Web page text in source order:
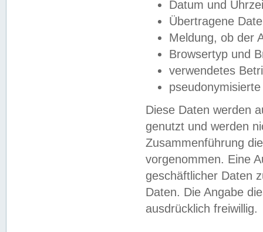
Datum und
Übertragene
Meldung, ob der
Browsertyp und
verwendetes
Diese Daten werden
genutzt und werden
Zusammenführung
vorgenommen. Eine
geschäftlicher Daten
Daten. Die Angabe
ausdrücklich freiwillig.